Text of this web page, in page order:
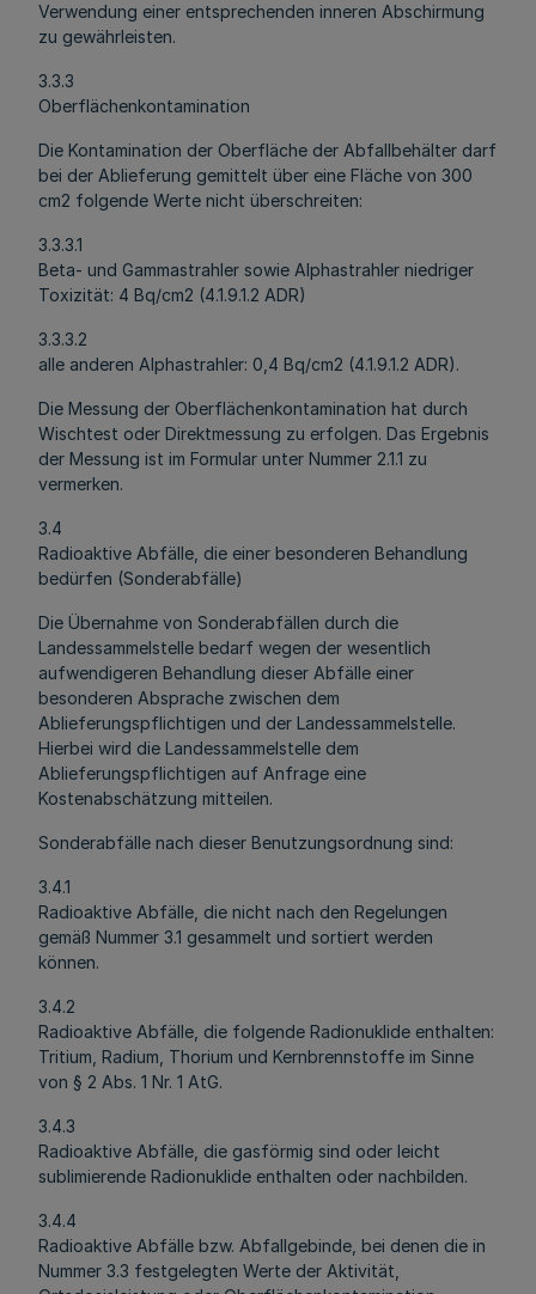
Verwendung einer entsprechenden inneren Abschirmung
zu gewährleisten.
3.3.3
Oberflächenkontamination
Die Kontamination der Oberfläche der Abfallbehälter darf
bei der Ablieferung gemittelt über eine Fläche von 300
cm2 folgende Werte nicht überschreiten:
3.3.3.1
Beta- und Gammastrahler sowie Alphastrahler niedriger
Toxizität: 4 Bq/cm2 (4.1.9.1.2 ADR)
3.3.3.2
alle anderen Alphastrahler: 0,4 Bq/cm2 (4.1.9.1.2 ADR).
Die Messung der Oberflächenkontamination hat durch
Wischtest oder Direktmessung zu erfolgen. Das Ergebnis
der Messung ist im Formular unter Nummer 2.1.1 zu
vermerken.
3.4
Radioaktive Abfälle, die einer besonderen Behandlung
bedürfen (Sonderabfälle)
Die Übernahme von Sonderabfällen durch die
Landessammelstelle bedarf wegen der wesentlich
aufwendigeren Behandlung dieser Abfälle einer
besonderen Absprache zwischen dem
Ablieferungspflichtigen und der Landessammelstelle.
Hierbei wird die Landessammelstelle dem
Ablieferungspflichtigen auf Anfrage eine
Kostenabschätzung mitteilen.
Sonderabfälle nach dieser Benutzungsordnung sind:
3.4.1
Radioaktive Abfälle, die nicht nach den Regelungen
gemäß Nummer 3.1 gesammelt und sortiert werden
können.
3.4.2
Radioaktive Abfälle, die folgende Radionuklide enthalten:
Tritium, Radium, Thorium und Kernbrennstoffe im Sinne
von § 2 Abs. 1 Nr. 1 AtG.
3.4.3
Radioaktive Abfälle, die gasförmig sind oder leicht
sublimierende Radionuklide enthalten oder nachbilden.
3.4.4
Radioaktive Abfälle bzw. Abfallgebinde, bei denen die in
Nummer 3.3 festgelegten Werte der Aktivität,